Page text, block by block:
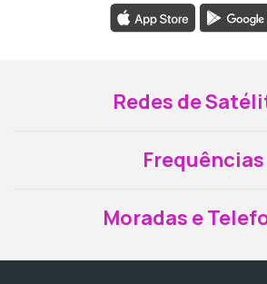
Redes de
Frequências
Moradas e